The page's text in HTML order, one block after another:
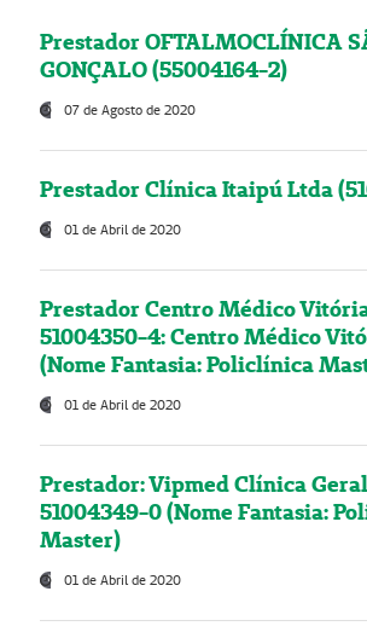
Prestador OFTALMOCLÍNICA
GONÇALO (55004164-2)
07 de Agosto de 2020
Prestador Clínica Itaipú Ltda
01 de Abril de 2020
Prestador Centro Médico
51004350-4: Centro Médico
(Nome Fantasia: Policlínica
01 de Abril de 2020
Prestador: Vipmed Clínica
51004349-0 (Nome Fantasia:
Master)
01 de Abril de 2020